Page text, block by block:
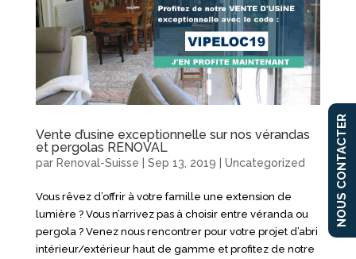
Vente d’usine exceptionnelle sur nos vérandas
et pergolas RENOVAL
par Renoval-Suisse Sep 13, 2019 Uncategorized
Vous rêvez d’offrir à votre famille une extension de
lumière ? Vous n’arrivez pas à choisir entre véranda ou
pergola ? Venez nous rencontrer pour votre projet d’abri
intérieur/extérieur haut de gamme et profitez de notre
NOUS CONTACTER